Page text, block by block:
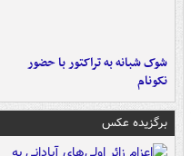
شوک شبانه به تراکتور با حضور
نکونام
برگزیده عکس